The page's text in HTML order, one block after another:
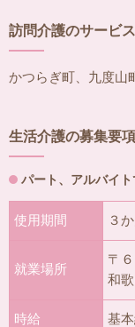
訪問介護のサービ
かつらぎ町、九度山
生活介護の募集要項
パート、アルバイ
使用期間 ３
就業場所
〒
和
時給 基